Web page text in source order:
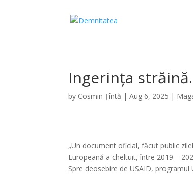
Ingerința
by Cosmin Țîntă |Aug 6, 2025 |
„Un document oficial, făcut public
Europeană a cheltuit, între 2019 –
Spre deosebire de USAID,